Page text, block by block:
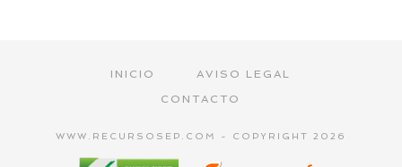
INICIO
AVISO LEGAL
CONTACTO
WWW.RECURSOSEP.COM - COPYRIGHT 2026